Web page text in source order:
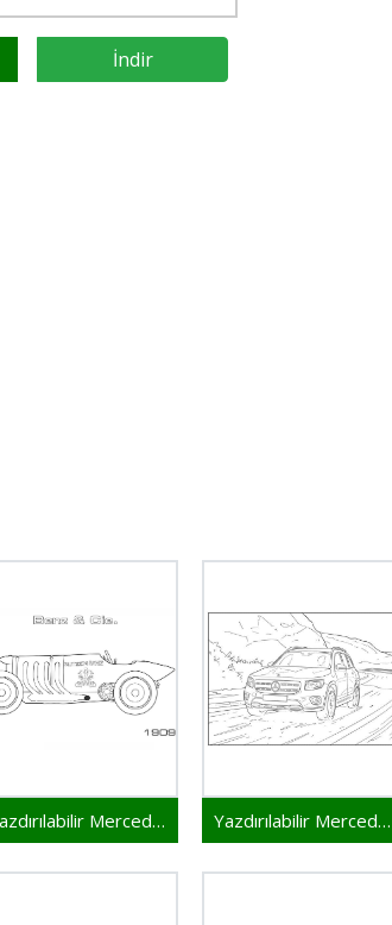
İndir
Yazdırılabilir Mercedes Çocuklar İçin Yazdırılabilir Mercedes Bedava